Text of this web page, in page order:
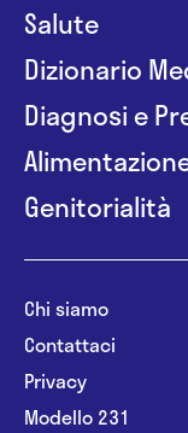
Salute
Dizionario
Diagnosi e
Genitorialità
Chi siamo
Contattaci
Privacy
Modello 231